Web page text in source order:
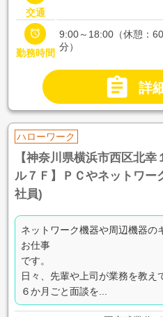
交通

勤務時間
9:00～18:00（休憩：60
分）
 詳
ハローワーク
【神奈川県横浜市西区北
ル７Ｆ】ＰＣやネットワー
社員)
ネットワーク機器や周辺機器の
お仕事
です。
日々、先輩や上司が業務を教え
６か月ごと面談を...